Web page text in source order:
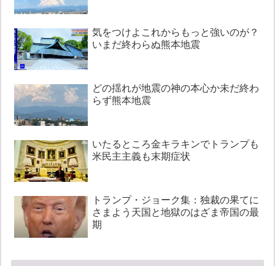
気をつけよこれからもっと強いのが？
いまだ終わらぬ熊本地震
どの揺れが地震の神の本心か未だ終わ
らず熊本地震
いたるところ金キラキンでトランプも
米民主主義も末期症状
トランプ・ジョーク集：独裁の果てに
さまよう天国と地獄のはざま帝国の最
期